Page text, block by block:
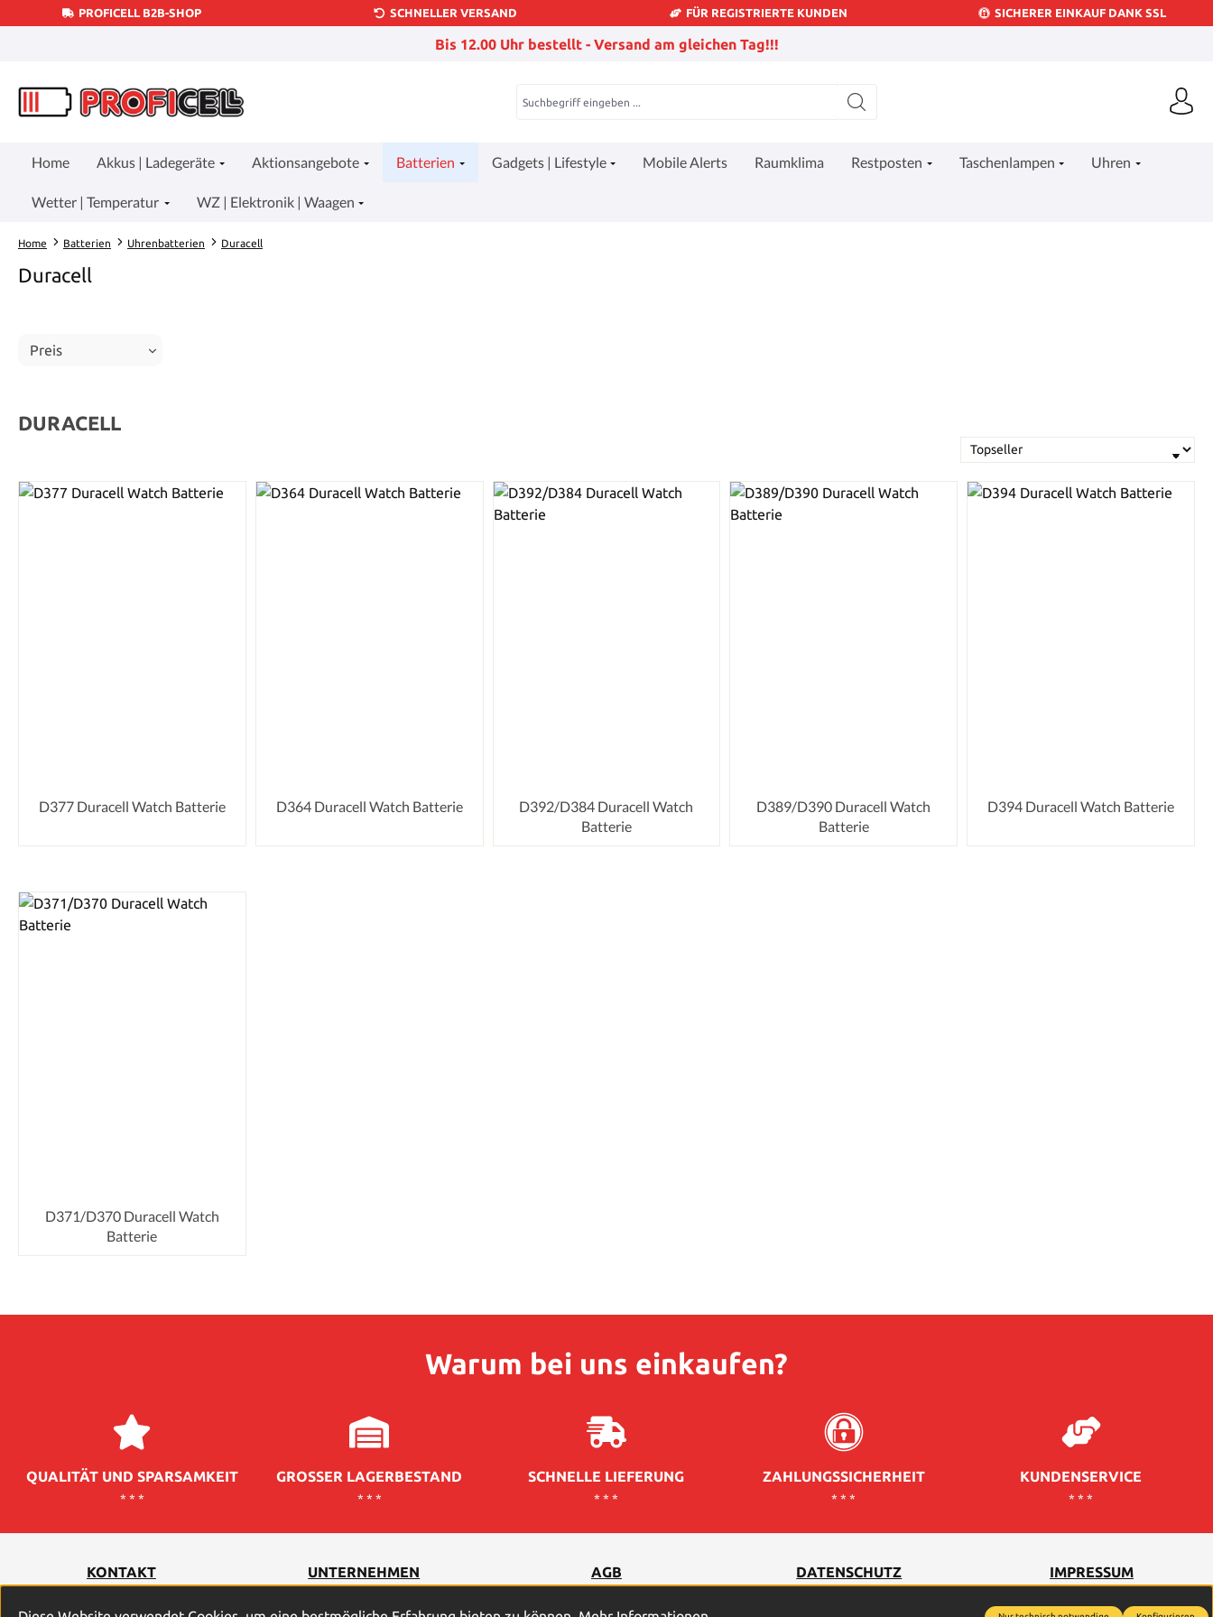
Hauptinhalt springen
Zur Suche springen
Zur Hauptnavigation springen
PROFICELL B2B-SHOP SCHNELLER VERSAND FÜR REGISTRIERTE KUNDEN SICHERER EINKAUF DANK SSL
Bis 12.00 Uhr bestellt - Versand am gleichen Tag!!!
Home Akkus | Ladegeräte Aktionsangebote Batterien Gadgets | Lifestyle Mobile Alerts Raumklima Restposten Taschenlampen Uhren
Wetter | Temperatur WZ | Elektronik | Waagen
Home Batterien Uhrenbatterien Duracell
Duracell
Preis
DURACELL
D377 Duracell Watch Batterie D364 Duracell Watch Batterie
D392/D384 Duracell Watch
Batterie
D389/D390 Duracell Watch
Batterie
D394 Duracell Watch Batterie
D371/D370 Duracell Watch
Batterie
Warum bei uns einkaufen?
QUALITÄT UND SPARSAMKEIT
* * *
GROSSER LAGERBESTAND
* * *
SCHNELLE LIEFERUNG
* * *
ZAHLUNGSSICHERHEIT
* * *
KUNDENSERVICE
* * *
KONTAKT UNTERNEHMEN AGB DATENSCHUTZ IMPRESSUM